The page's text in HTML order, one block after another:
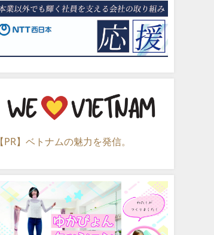
【PR】ベトナムの魅力を発信。